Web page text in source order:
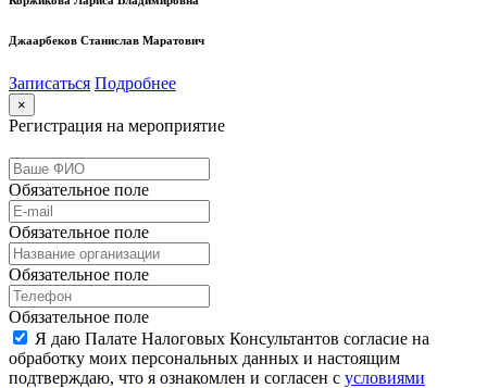
Джаарбеков Станислав Маратович
Записаться Подробнее
×
Регистрация на мероприятие
Обязательное поле
Обязательное поле
Обязательное поле
Обязательное поле
Я даю Палате Налоговых Консультантов согласие на
обработку моих персональных данных и настоящим
подтверждаю, что я ознакомлен и согласен с условиями